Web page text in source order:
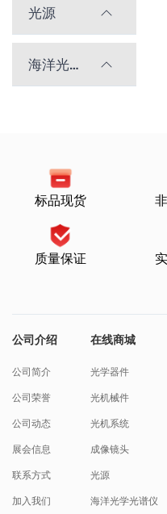
光源
海洋光学光谱仪
标品现货
质量保证
公司介绍
公司简介
公司荣誉
公司动态
展会信息
联系方式
加入我们
在线商城
光学器件
光机械件
光机系统
成像镜头
光源
海洋光学光谱仪